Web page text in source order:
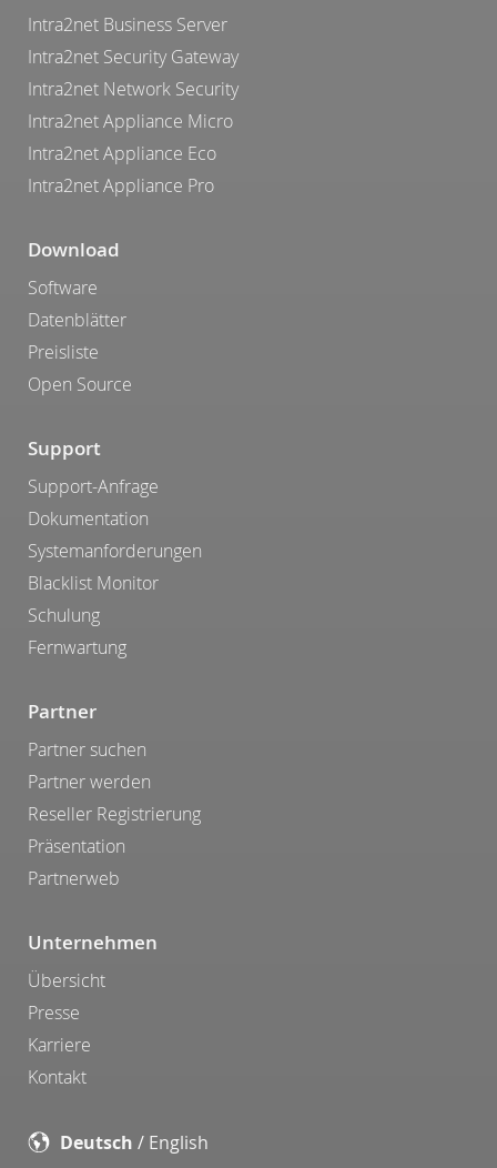
Intra2net Business Server
Intra2net Security Gateway
Intra2net Network Security
Intra2net Appliance Micro
Intra2net Appliance Eco
Intra2net Appliance Pro
Download
Software
Datenblätter
Preisliste
Open Source
Support
Support-Anfrage
Dokumentation
Systemanforderungen
Blacklist Monitor
Schulung
Fernwartung
Partner
Partner suchen
Partner werden
Reseller Registrierung
Präsentation
Partnerweb
Unternehmen
Übersicht
Presse
Karriere
Kontakt
Deutsch / English